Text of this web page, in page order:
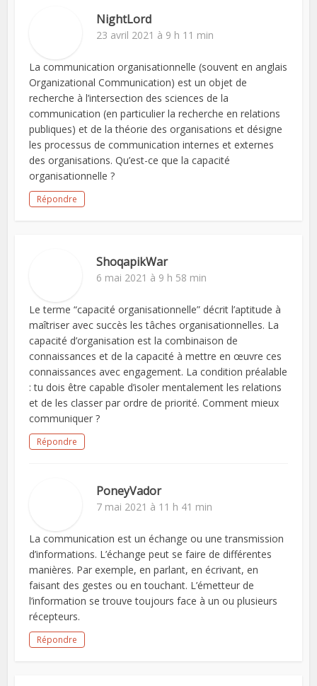
NightLord
23 avril 2021 à 9 h 11 min
La communication organisationnelle (souvent en anglais
Organizational Communication) est un objet de
recherche à l’intersection des sciences de la
communication (en particulier la recherche en relations
publiques) et de la théorie des organisations et désigne
les processus de communication internes et externes
des organisations. Qu’est-ce que la capacité
organisationnelle ?
Répondre
ShoqapikWar
6 mai 2021 à 9 h 58 min
Le terme “capacité organisationnelle” décrit l’aptitude à
maîtriser avec succès les tâches organisationnelles. La
capacité d’organisation est la combinaison de
connaissances et de la capacité à mettre en œuvre ces
connaissances avec engagement. La condition préalable
: tu dois être capable d’isoler mentalement les relations
et de les classer par ordre de priorité. Comment mieux
communiquer ?
Répondre
PoneyVador
7 mai 2021 à 11 h 41 min
La communication est un échange ou une transmission
d’informations. L’échange peut se faire de différentes
manières. Par exemple, en parlant, en écrivant, en
faisant des gestes ou en touchant. L’émetteur de
l’information se trouve toujours face à un ou plusieurs
récepteurs.
Répondre